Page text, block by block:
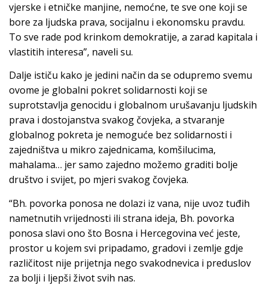
vjerske i etničke manjine, nemoćne, te sve one koji se
bore za ljudska prava, socijalnu i ekonomsku pravdu.
To sve rade pod krinkom demokratije, a zarad kapitala i
vlastitih interesa”, naveli su.
Dalje ističu kako je jedini način da se odupremo svemu
ovome je globalni pokret solidarnosti koji se
suprotstavlja genocidu i globalnom urušavanju ljudskih
prava i dostojanstva svakog čovjeka, a stvaranje
globalnog pokreta je nemoguće bez solidarnosti i
zajedništva u mikro zajednicama, komšilucima,
mahalama… jer samo zajedno možemo graditi bolje
društvo i svijet, po mjeri svakog čovjeka.
“Bh. povorka ponosa ne dolazi iz vana, nije uvoz tuđih
nametnutih vrijednosti ili strana ideja, Bh. povorka
ponosa slavi ono što Bosna i Hercegovina već jeste,
prostor u kojem svi pripadamo, gradovi i zemlje gdje
različitost nije prijetnja nego svakodnevica i preduslov
za bolji i ljepši život svih nas.